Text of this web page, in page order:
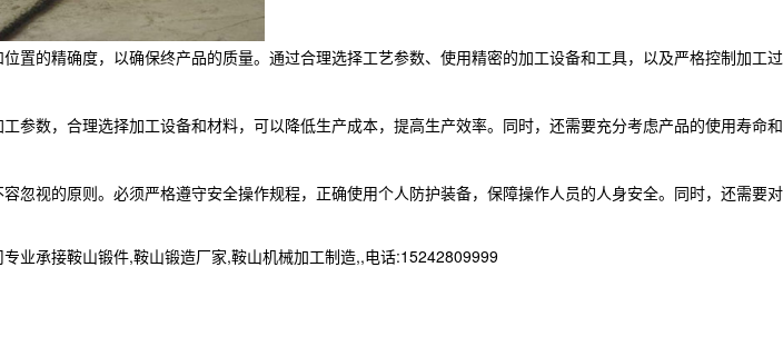
的精确度，以确保终产品的质量。通过合理选择工艺参数、使用精密的加工设备和工具，以及严格控制加工过
数，合理选择加工设备和材料，可以降低生产成本，提高生产效率。同时，还需要充分考虑产品的使用寿命和
忽视的原则。必须严格遵守安全操作规程，正确使用个人防护装备，保障操作人员的人身安全。同时，还需要对
业承接鞍山锻件,鞍山锻造厂家,鞍山机械加工制造,,电话:15242809999